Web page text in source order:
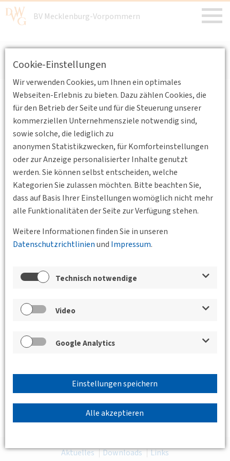
Cookie-Einstellungen
Wir verwenden Cookies, um Ihnen ein optimales
Webseiten-Erlebnis zu bieten. Dazu zählen Cookies, die
für den Betrieb der Seite und für die Steuerung unserer
kommerziellen Unternehmensziele notwendig sind,
sowie solche, die lediglich zu
anonymen Statistikzwecken, für Komforteinstellungen
oder zur Anzeige personalisierter Inhalte genutzt
werden. Sie können selbst entscheiden, welche
Kategorien Sie zulassen möchten. Bitte beachten Sie,
dass auf Basis Ihrer Einstellungen womöglich nicht mehr
alle Funktionalitäten der Seite zur Verfügung stehen.
Weitere Informationen finden Sie in unseren
Datenschutzrichtlinienund Impressum.
Technisch notwendige
Video
Google Analytics
Einstellungen speichern
Alle akzeptieren
BV Mecklenburg-Vorpommern
Meldungen
Aktuelle Meldungen
Keine Nachrichten verfügbar.
Aktuelles Downloads Links